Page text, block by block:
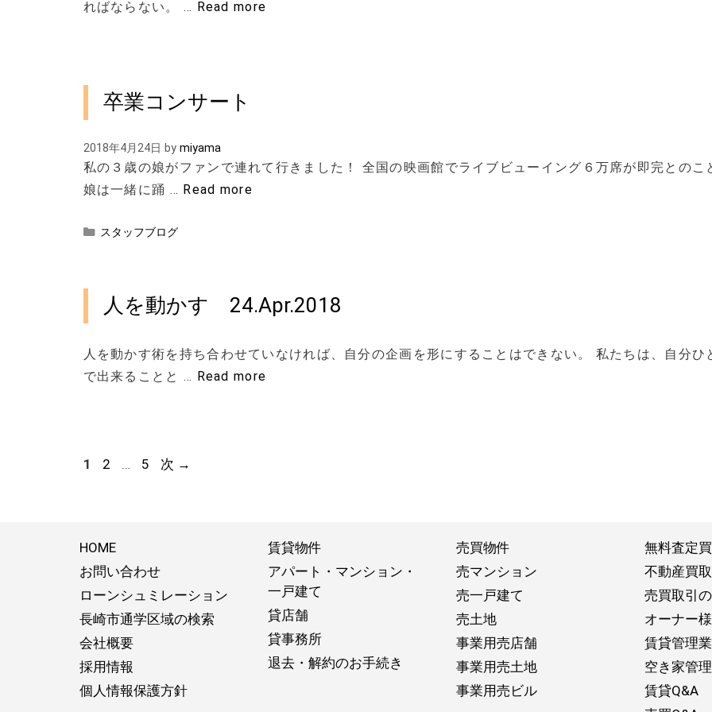
ればならない。 … Read more
卒業コンサート
2018年4月24日 by miyama
私の３歳の娘がファンで連れて行きました！ 全国の映画館でライブビューイング６万席が即完との
娘は一緒に踊 … Read more
カ
スタッフブログ
人を動かす 24.Apr.2018
人を動かす術を持ち合わせていなければ、自分の企画を形にすることはできない。 私たちは、自分ひ
で出来ることと … Read more
ペ
1
ペ
2 …
ペ
5 次 →
HOME
お問い合わせ
ローンシュミレーション
長崎市通学区域の検索
会社概要
採用情報
個人情報保護方針
賃貸物件
アパート・マンション・
一戸建て
貸店舗
貸事務所
退去・解約のお手続き
売買物件
売マンション
売一戸建て
売土地
事業用売店舗
事業用売土地
事業用売ビル
無料査定
不動産買
売買取引
オーナー様
賃貸管理
空き家管
賃貸Q&A